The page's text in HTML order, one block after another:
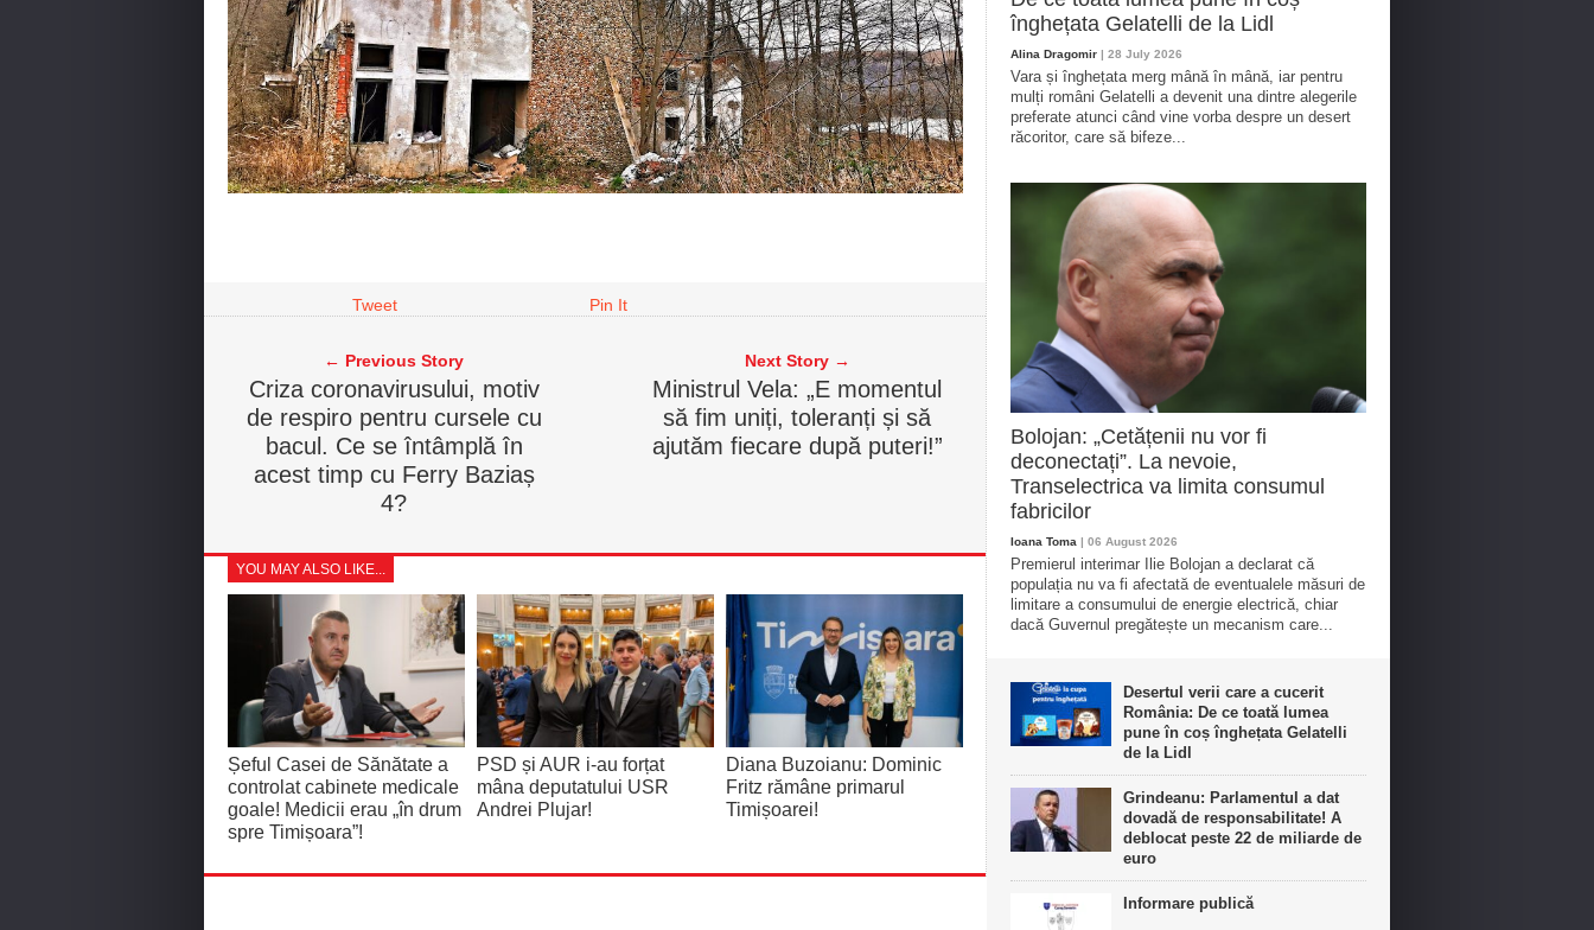
Tweet Pin It
← Previous Story
Criza coronavirusului, motiv
de respiro pentru cursele cu
bacul. Ce se întâmplă în
acest timp cu Ferry Baziaș
4?
Next Story →
Ministrul Vela: „E momentul
să fim uniți, toleranți și să
ajutăm fiecare după puteri!”
YOU MAY ALSO LIKE...
Șeful Casei de Sănătate a
controlat cabinete medicale
goale! Medicii erau „în drum
spre Timișoara”!
PSD și AUR i-au forțat
mâna deputatului USR
Andrei Plujar!
Diana Buzoianu: Dominic
Fritz rămâne primarul
Timișoarei!
înghețata Gelatelli de la Lidl
Alina Dragomir | 28 July 2026
Vara și înghețata merg mână în mână, iar pentru
mulți români Gelatelli a devenit una dintre alegerile
preferate atunci când vine vorba despre un desert
răcoritor, care să bifeze...
Bolojan: „Cetățenii nu vor fi
deconectați”. La nevoie,
Transelectrica va limita consumul
fabricilor
Ioana Toma | 06 August 2026
Premierul interimar Ilie Bolojan a declarat că
populația nu va fi afectată de eventualele măsuri de
limitare a consumului de energie electrică, chiar
dacă Guvernul pregătește un mecanism care...
Desertul verii care a cucerit
România: De ce toată lumea
pune în coș înghețata Gelatelli
de la Lidl
Grindeanu: Parlamentul a dat
dovadă de responsabilitate! A
deblocat peste 22 de miliarde de
euro
Informare publică